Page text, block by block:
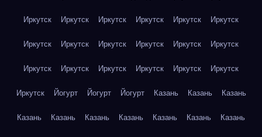
Иркутск Иркутск Иркутск Иркутск Иркутск Иркутск
Иркутск Иркутск Иркутск Иркутск Иркутск Иркутск
Иркутск Иркутск Иркутск Иркутск Иркутск Иркутск
Иркутск Йогурт Йогурт Йогурт Казань Казань Казань
Казань Казань Казань Казань Казань Казань Казань